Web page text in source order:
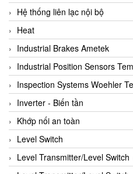
ASCO CO2
Asker
AT2E
ATC Pneumatic
ATEX System
ATI - IA
ATI (Analytical Technology Inc)
Atos
Atrax
Hệ thống liên lạc nội bộ
Heat
Industrial Brakes Ametek
Industrial Position Sensors
Inspection Systems Woehler
Inverter - Biến tần
Khớp nối an toàn
Level Switch
Level Transmitter/Level